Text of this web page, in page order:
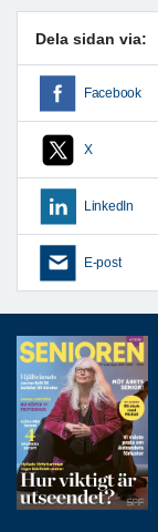
Dela sidan via:
Facebook
X
LinkedIn
E-post